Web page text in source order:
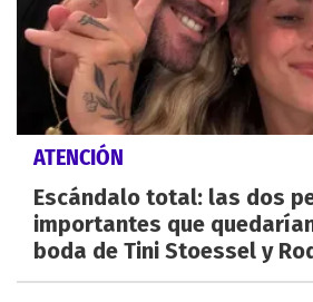
ATENCIÓN
Escándalo total: las dos
importantes que
boda de Tini Stoessel y